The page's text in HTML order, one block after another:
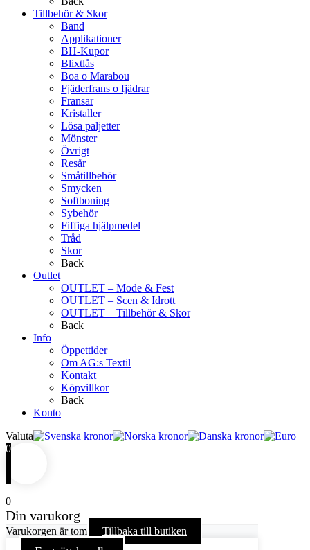
Tillbehör & Skor
Band
Applikationer
BH-Kupor
Blixtlås
Boa o Marabou
Fjäderfrans o fjädrar
Fransar
Kristaller
Lösa paljetter
Mönster
Övrigt
Resår
Småtillbehör
Smycken
Softboning
Sybehör
Fiffiga hjälpmedel
Tråd
Skor
Back
Outlet
OUTLET – Mode & Fest
OUTLET – Scen & Idrott
OUTLET – Tillbehör & Skor
Back
Info
Öppettider
Om AG:s Textil
Kontakt
Köpvillkor
Back
Konto
Valuta
0
0
Din varukorg
Varukorgen är tom Tillbaka till butiken